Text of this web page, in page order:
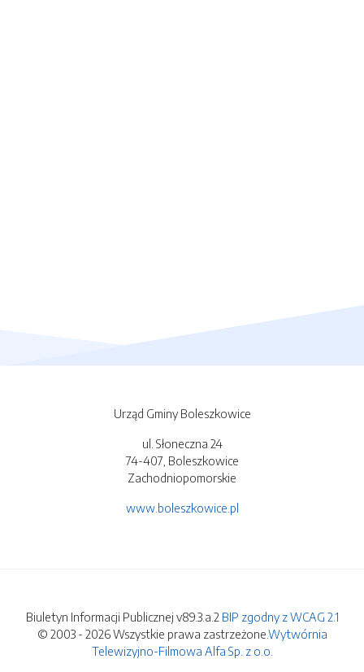
Urząd Gminy Boleszkowice
ul. Słoneczna 24
74-407, Boleszkowice
Zachodniopomorskie
www.boleszkowice.pl
Biuletyn Informacji Publicznej v89.3.a.2 BIP zgodny z WCAG 2.1
© 2003 - 2026 Wszystkie prawa zastrzeżone.Wytwórnia
Telewizyjno-Filmowa Alfa Sp. z o.o.